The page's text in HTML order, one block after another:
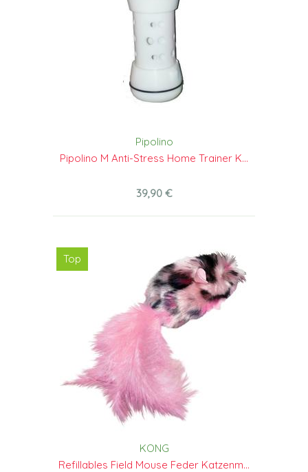
Pipolino
Pipolino M Anti-Stress Home Trainer K...
39,90 €
Top
KONG
Refillables Field Mouse Feder Katzenm...